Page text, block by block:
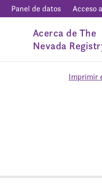
Panel de datos Acceso
Acerca de The
Nevada
Imprimir